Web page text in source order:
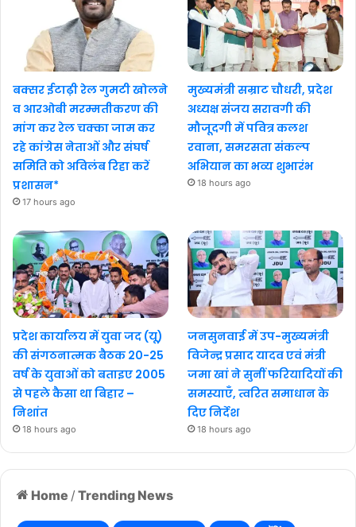
Home / Trending News
बक्सर ईटाढ़ी रेल गुमटी खोलने
व आरओबी मरम्मतीकरण की
मांग कर रेल चक्का जाम कर
रहे कांग्रेस नेताओं और संघर्ष
समिति को अविलंब रिहा करें
प्रशासन*
17 hours ago
मुख्यमंत्री सम्राट चौधरी, प्रदेश
अध्यक्ष संजय सरावगी की
मौजूदगी में पवित्र कलश
रवाना, समरसता संकल्प
अभियान का भव्य शुभारंभ
18 hours ago
प्रदेश कार्यालय में युवा जद (यू)
की संगठनात्मक बैठक 20-25
वर्ष के युवाओं को बताइए 2005
से पहले कैसा था बिहार –
निशांत
18 hours ago
जनसुनवाई में उप-मुख्यमंत्री
विजेन्द्र प्रसाद यादव एवं मंत्री
जमा खां ने सुनीं फरियादियों की
समस्याएँ, त्वरित समाधान के
दिए निर्देश
18 hours ago